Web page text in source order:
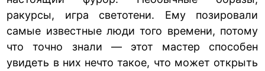
ракурсы, игра светотени. Ему позировали
самые известные люди того времени, потому
что точно знали — этот мастер способен
увидеть в них нечто такое, что может открыть